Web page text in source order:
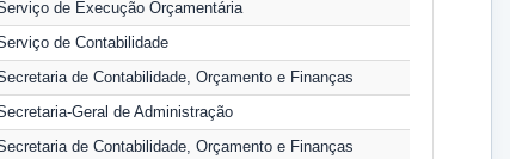
de Execução Orçamentária
de Contabilidade
de Contabilidade, Orçamento e Finanças
Geral de Administração
de Contabilidade, Orçamento e Finanças